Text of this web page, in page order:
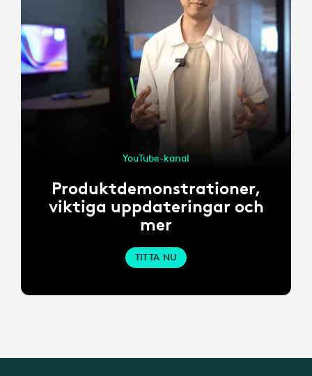
YouTube-kanal
Produktdemonstrationer,
viktiga uppdateringar och
mer
TITTA NU